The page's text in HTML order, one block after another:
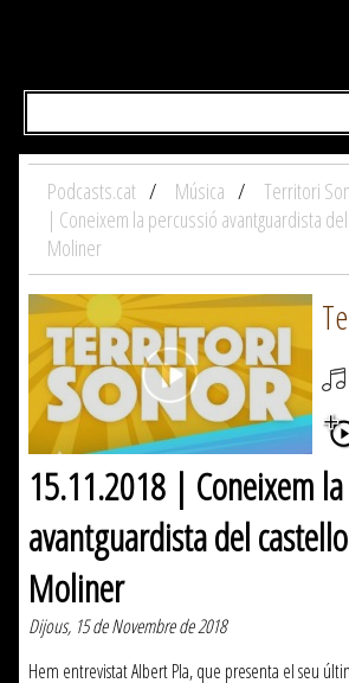
Podcasts.cat Música Territori
| Coneixem la percussió avantguardista
Moliner
15.11.2018 | Coneixem
avantguardista del
Moliner
Dijous, 15 de Novembre de 2018
Hem entrevistat Albert Pla, que presenta el seu